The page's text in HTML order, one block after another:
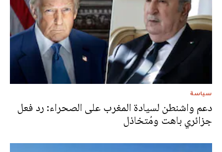
سياسة
دعم واشنطن لسيادة المغرب على الصحراء: رد فعل
جزائري باهت ومُتخاذل